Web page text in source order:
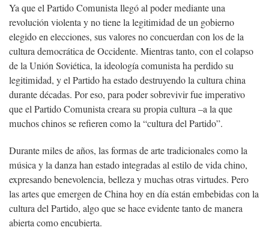
Ya que el Partido Comunista llegó al poder mediante una
revolución violenta y no tiene la legitimidad de un gobierno
elegido en elecciones, sus valores no concuerdan con los de la
cultura democrática de Occidente. Mientras tanto, con el colapso
de la Unión Soviética, la ideología comunista ha perdido su
legitimidad, y el Partido ha estado destruyendo la cultura china
durante décadas. Por eso, para poder sobrevivir fue imperativo
que el Partido Comunista creara su propia cultura –a la que
muchos chinos se refieren como la “cultura del Partido”.
Durante miles de años, las formas de arte tradicionales como la
música y la danza han estado integradas al estilo de vida chino,
expresando benevolencia, belleza y muchas otras virtudes. Pero
las artes que emergen de China hoy en día están embebidas con la
cultura del Partido, algo que se hace evidente tanto de manera
abierta como encubierta.